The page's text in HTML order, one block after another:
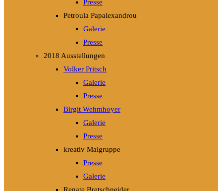
Presse
Petroula Papalexandrou
Galerie
Presse
2018 Ausstellungen
Volker Pritsch
Galerie
Presse
Birgit Wehmhoyer
Galerie
Presse
kreativ Malgruppe
Presse
Galerie